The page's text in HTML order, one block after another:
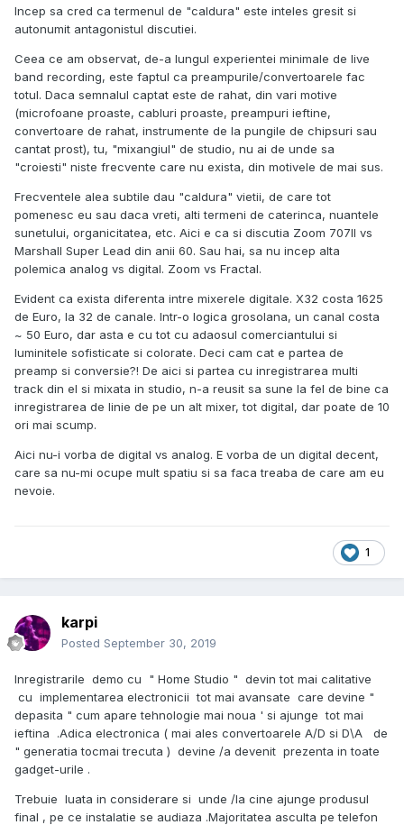
Incep sa cred ca termenul de "caldura" este inteles gresit si
autonumit antagonistul discutiei.
Ceea ce am observat, de-a lungul experientei minimale de live
band recording, este faptul ca preampurile/convertoarele fac
totul. Daca semnalul captat este de rahat, din vari motive
(microfoane proaste, cabluri proaste, preampuri ieftine,
convertoare de rahat, instrumente de la pungile de chipsuri sau
cantat prost), tu, "mixangiul" de studio, nu ai de unde sa
"croiesti" niste frecvente care nu exista, din motivele de mai sus.
Frecventele alea subtile dau "caldura" vietii, de care tot
pomenesc eu sau daca vreti, alti termeni de caterinca, nuantele
sunetului, organicitatea, etc. Aici e ca si discutia Zoom 707II vs
Marshall Super Lead din anii 60. Sau hai, sa nu incep alta
polemica analog vs digital. Zoom vs Fractal.
Evident ca exista diferenta intre mixerele digitale. X32 costa 1625
de Euro, la 32 de canale. Intr-o logica grosolana, un canal costa
~ 50 Euro, dar asta e cu tot cu adaosul comerciantului si
luminitele sofisticate si colorate. Deci cam cat e partea de
preamp si conversie?! De aici si partea cu inregistrarea multi
track din el si mixata in studio, n-a reusit sa sune la fel de bine ca
inregistrarea de linie de pe un alt mixer, tot digital, dar poate de 10
ori mai scump.
Aici nu-i vorba de digital vs analog. E vorba de un digital decent,
care sa nu-mi ocupe mult spatiu si sa faca treaba de care am eu
nevoie.
1
karpi
Posted September 30, 2019
Inregistrarile demo cu " Home Studio " devin tot mai calitative
cu implementarea electronicii tot mai avansate care devine "
depasita " cum apare tehnologie mai noua ' si ajunge tot mai
ieftina .Adica electronica ( mai ales convertoarele A/D si D\A de
" generatia tocmai trecuta ) devine /a devenit prezenta in toate
gadget-urile .
Trebuie luata in considerare si unde /la cine ajunge produsul
final , pe ce instalatie se audiaza .Majoritatea asculta pe telefon